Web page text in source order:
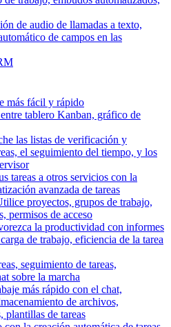
de audio de llamadas a texto,
de campos en las
más fácil y rápido
tablero Kanban, gráfico de
las listas de verificación y
el seguimiento del tiempo, y los
tareas a otros servicios con la
avanzada de tareas
proyectos, grupos de trabajo,
permisos de acceso
la productividad con informes
de trabajo, eficiencia de la tarea
seguimiento de tareas,
sobre la marcha
más rápido con el chat,
de archivos,
plantillas de tareas